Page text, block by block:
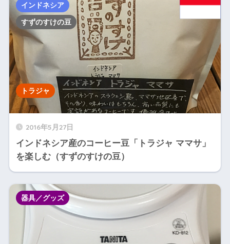
2016年5月27日
インドネシア産のコーヒー豆「トラジャ ママサ」
を楽しむ（すずのすけの豆）
インドネシア
トラジャ
すずのすけの豆
器具／グッズ